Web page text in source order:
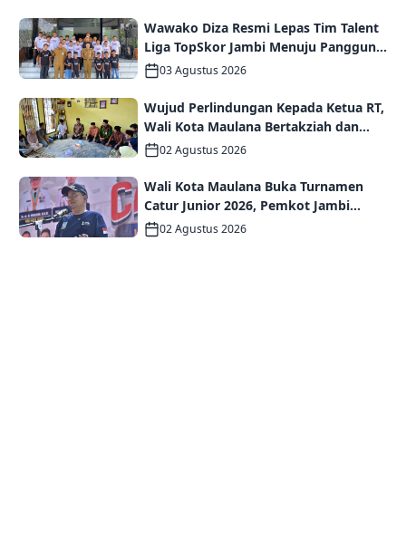
Wawako Diza Resmi Lepas Tim Talent
Liga TopSkor Jambi Menuju Panggung
Nasional
03 Agustus 2026
Wujud Perlindungan Kepada Ketua RT,
Wali Kota Maulana Bertakziah dan
Serahkan Santunan Jaminan Kematian
02 Agustus 2026
Wali Kota Maulana Buka Turnamen
Catur Junior 2026, Pemkot Jambi
Siapkan Fasilitas Olahraga Baru untuk
Anak Muda Kota Jambi
02 Agustus 2026